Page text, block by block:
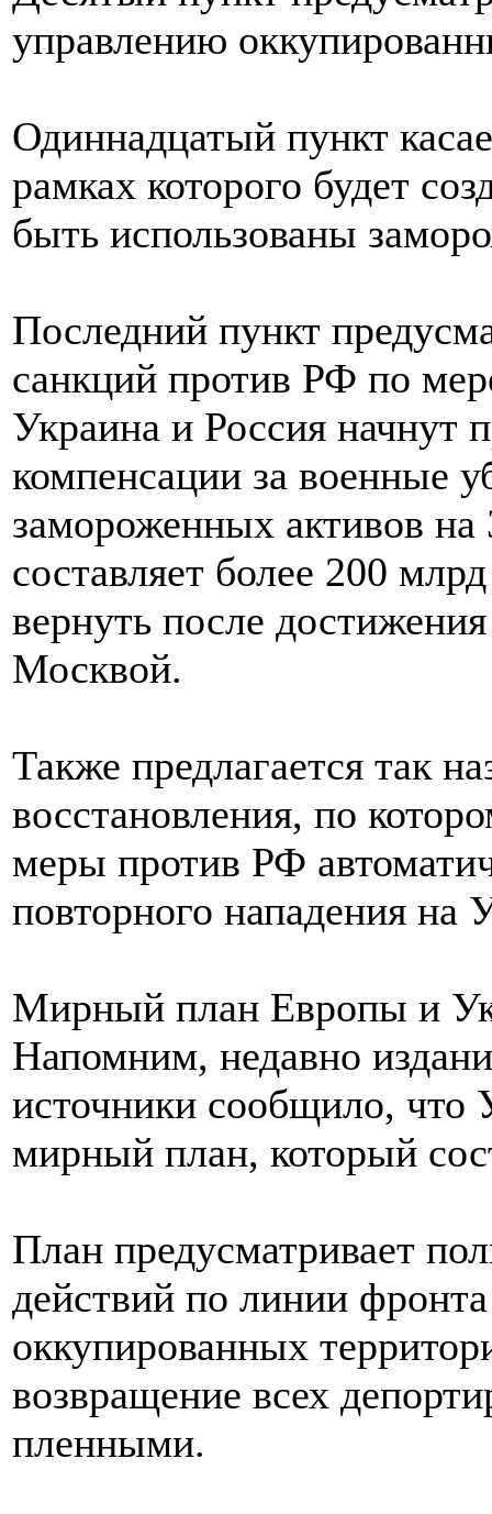
управлению
Одиннадцатый пункт
рамках которого будет
быть использованы
Последний пункт
санкций против РФ по
Украина и Россия начнут
компенсации за военные
замороженных активов
составляет более 200
вернуть после
Москвой.
Также предлагается так
восстановления, по
меры против РФ
повторного нападения на
Мирный план Европы и
Напомним, недавно
источники сообщило, что
мирный план, который
План предусматривает
действий по линии
оккупированных
возвращение всех
пленными.